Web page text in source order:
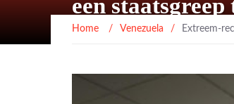
een
Home / Venezuela / Extreem-